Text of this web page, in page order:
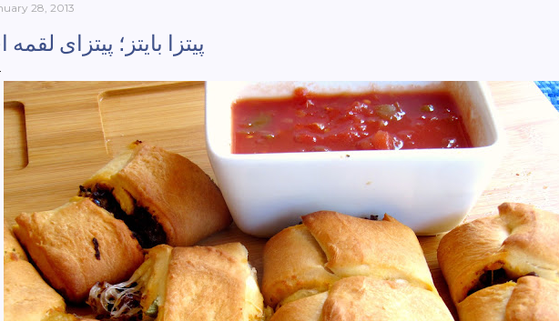
28, 2013
پیتزا بایتز؛ پیتزای لقمه